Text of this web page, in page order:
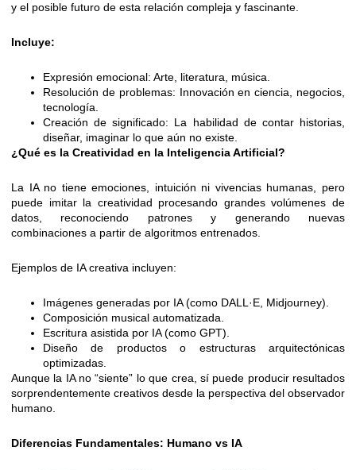
y el posible futuro de esta relación compleja y fascinante.
Incluye:
Expresión emocional: Arte, literatura, música.
Resolución de problemas: Innovación en ciencia, negocios,
tecnología.
Creación de significado: La habilidad de contar historias,
diseñar, imaginar lo que aún no existe.
¿Qué es la Creatividad en la Inteligencia Artificial?
La IA no tiene emociones, intuición ni vivencias humanas, pero
puede imitar la creatividad procesando grandes volúmenes de
datos, reconociendo patrones y generando nuevas
combinaciones a partir de algoritmos entrenados.
Ejemplos de IA creativa incluyen:
Imágenes generadas por IA (como DALL·E, Midjourney).
Composición musical automatizada.
Escritura asistida por IA (como GPT).
Diseño de productos o estructuras arquitectónicas
optimizadas.
Aunque la IA no “siente” lo que crea, sí puede producir resultados
sorprendentemente creativos desde la perspectiva del observador
humano.
Diferencias Fundamentales: Humano vs IA